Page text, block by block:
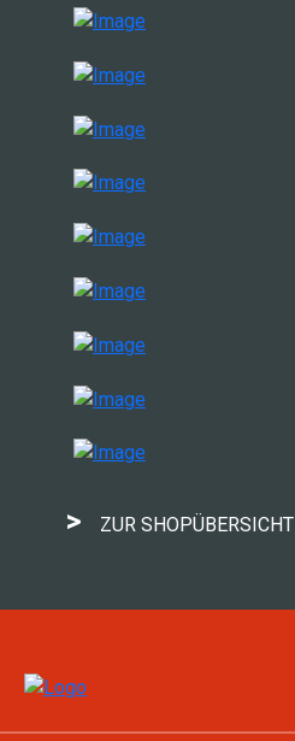
> ZUR SHOPÜBERSICHT